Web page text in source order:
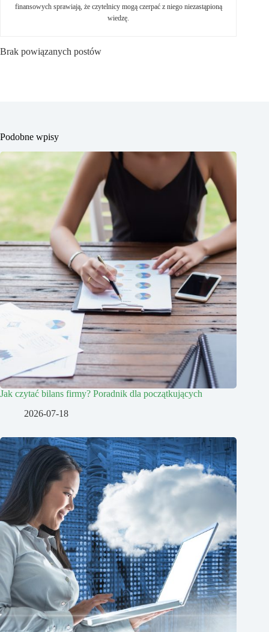
finansowych sprawiają, że czytelnicy mogą czerpać z niego niezastąpioną
wiedzę.
Brak powiązanych postów
Podobne wpisy
Jak czytać bilans firmy? Poradnik dla początkujących
2026-07-18